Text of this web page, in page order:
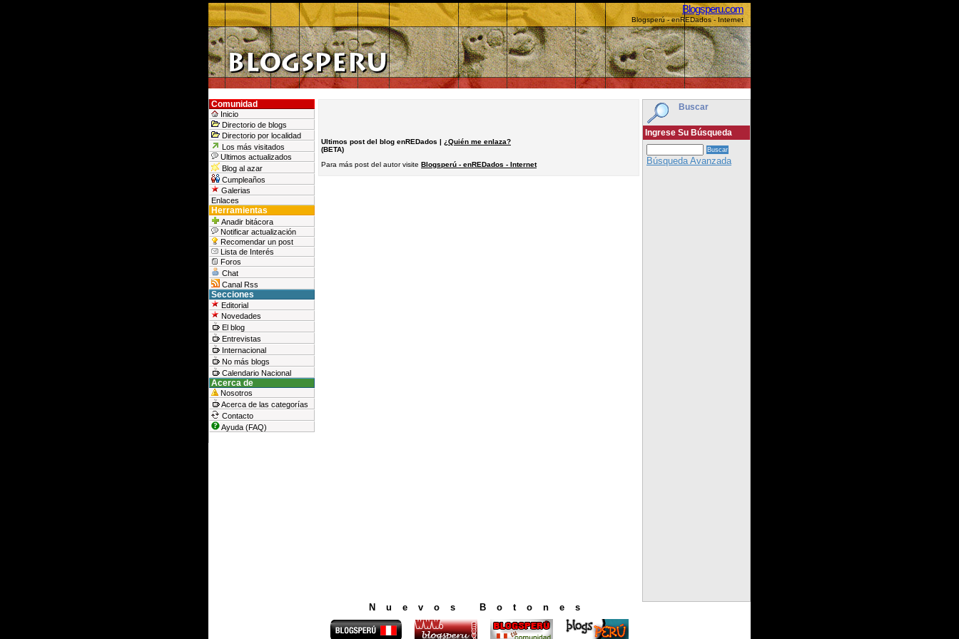
Blogsperu.com
Blogsperú - enREDados - Internet
Buscar
Ingrese Su Búsqueda
Búsqueda Avanzada
Comunidad
Inicio
Directorio de blogs
Directorio por localidad
Los más visitados
Ultimos actualizados
Blog al azar
Cumpleaños
Galerias
Enlaces
Herramientas
Anadir bitácora
Notificar actualización
Recomendar un post
Lista de Interés
Foros
Chat
Canal Rss
Secciones
Editorial
Novedades
El blog
Entrevistas
Internacional
No más blogs
Calendario Nacional
Acerca de
Nosotros
Acerca de las categorías
Contacto
Ayuda (FAQ)
Ultimos post del blog enREDados | ¿Quién me enlaza?
(BETA)
Para más post del autor visite Blogsperú - enREDados - Internet
Nuevos Botones